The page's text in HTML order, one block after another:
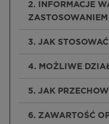
2. INFORMACJE
3. JAK
4. MOŻLIWE
5. JAK
6. ZAWARTOŚĆ